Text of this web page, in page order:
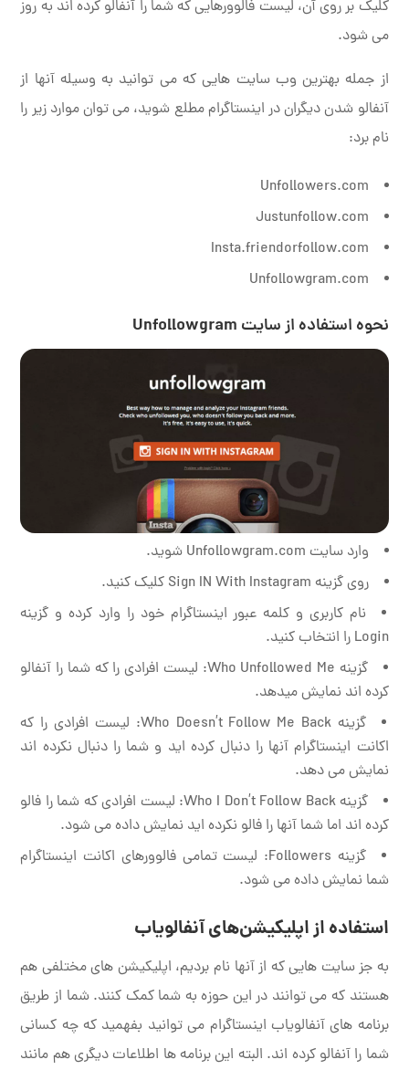
کلیک بر روی آن، لیست فالوورهایی که شما را آنفالو کرده اند به روز
می شود.
از جمله بهترین وب سایت هایی که می توانید به وسیله آنها از
آنفالو شدن دیگران در اینستاگرام مطلع شوید، می توان موارد زیر را
نام برد:
Unfollowers.com
Justunfollow.com
Insta.friendorfollow.com
Unfollowgram.com
نحوه استفاده از سایت Unfollowgram
وارد سایت Unfollowgram.com شوید.
روی گزینه Sign IN With Instagram کلیک کنید.
نام کاربری و کلمه عبور اینستاگرام خود را وارد کرده و گزینه
Login را انتخاب کنید.
گزینه Who Unfollowed Me: لیست افرادی را که شما را آنفالو
کرده اند نمایش میدهد.
گزینه Who Doesn’t Follow Me Back: لیست افرادی را که
اکانت اینستاگرام آنها را دنبال کرده اید و شما را دنبال نکرده اند
نمایش می دهد.
گزینه Who I Don’t Follow Back: لیست افرادی که شما را فالو
کرده اند اما شما آنها را فالو نکرده اید نمایش داده می شود.
گزینه Followers: لیست تمامی فالوورهای اکانت اینستاگرام
شما نمایش داده می شود.
استفاده از اپلیکیشن‌های آنفالویاب
به جز سایت هایی که از آنها نام بردیم، اپلیکیشن های مختلفی هم
هستند که می توانند در این حوزه به شما کمک کنند. شما از طریق
برنامه های آنفالویاب اینستاگرام می توانید بفهمید که چه کسانی
شما را آنفالو کرده اند. البته این برنامه ها اطلاعات دیگری هم مانند